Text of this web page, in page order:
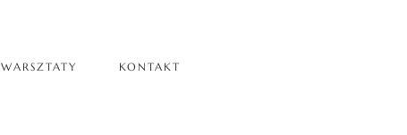
WARSZTATY KONTAKT